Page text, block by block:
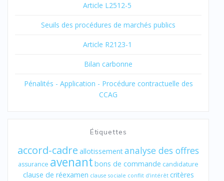
Article L2512-5
Seuils des procédures de marchés publics
Article R2123-1
Bilan carbonne
Pénalités - Application - Procédure contractuelle des
CCAG
Étiquettes
accord-cadre allotissementanalyse des offres
assurance avenant bons de commande candidature
clause de réexamen clause sociale conflit d'intérêt critères